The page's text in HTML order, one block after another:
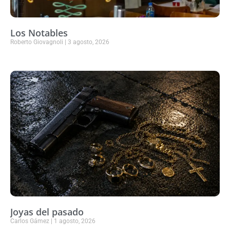
Los Notables
Roberto Giovagnoli 3 agosto, 2026
Joyas del pasado
Carlos Gámez 1 agosto, 2026